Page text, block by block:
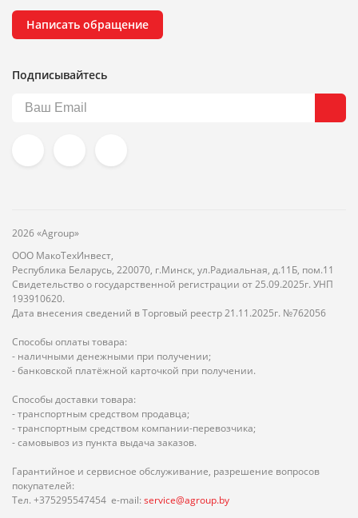
Написать обращение
Подписывайтесь
2026 «Agroup»
ООО МакоТехИнвест,
Республика Беларусь, 220070, г.Минск, ул.Радиальная, д.11Б, пом.11
Свидетельство о государственной регистрации от 25.09.2025г. УНП
193910620.
Дата внесения сведений в Торговый реестр 21.11.2025г. №762056
Способы оплаты товара:
- наличными денежными при получении;
- банковской платёжной карточкой при получении.
Способы доставки товара:
- транспортным средством продавца;
- транспортным средством компании-перевозчика;
- самовывоз из пункта выдача заказов.
Гарантийное и сервисное обслуживание, разрешение вопросов
покупателей:
Тел. +375295547454 e-mail: service@agroup.by